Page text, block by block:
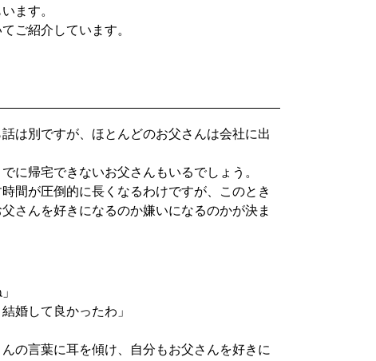
ます。
ご紹介しています。
は別ですが、ほとんどのお父さんは会社に出
に帰宅できないお父さんもいるでしょう。
間が圧倒的に長くなるわけですが、このとき
さんを好きになるのか嫌いになるのかが決ま
婚して良かったわ」
の言葉に耳を傾け、自分もお父さんを好きに